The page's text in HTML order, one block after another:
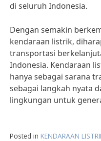
di seluruh Indonesia.
Dengan semakin
kendaraan listrik,
transportasi
Indonesia. Kendaraan
hanya sebagai sarana
sebagai langkah nyata
lingkungan untuk
Posted in KENDARAAN